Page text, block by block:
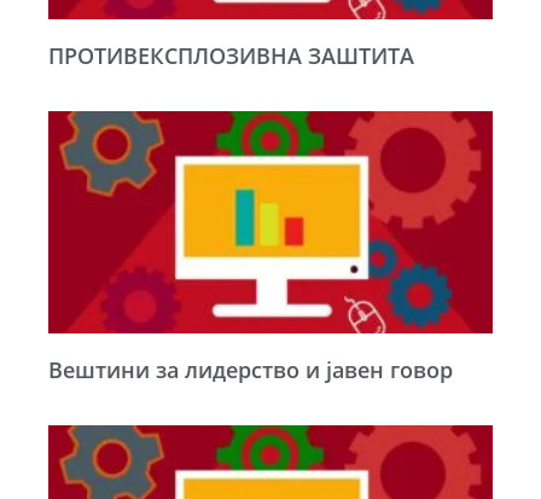
ПРОТИВЕКСПЛОЗИВНА ЗАШТИТА
Вештини за лидерство и јавен говор